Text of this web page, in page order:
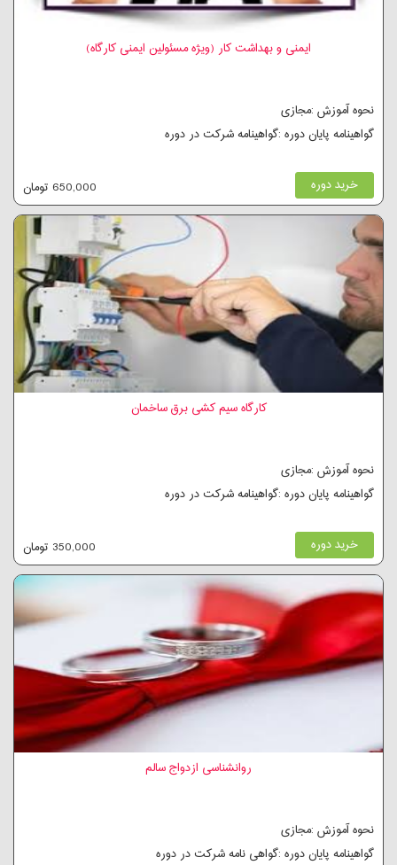
ایمنی و بهداشت کار (ویژه مسئولین ایمنی کارگاه)
نحوه آموزش :مجازی
گواهینامه پایان دوره :گواهینامه شرکت در دوره
خرید دوره 650,000 تومان
کارگاه سیم کشی برق ساخمان
نحوه آموزش :مجازی
گواهینامه پایان دوره :گواهینامه شرکت در دوره
خرید دوره 350,000 تومان
روانشناسی ازدواج سالم
نحوه آموزش :مجازی
گواهینامه پایان دوره :گواهی نامه شرکت در دوره